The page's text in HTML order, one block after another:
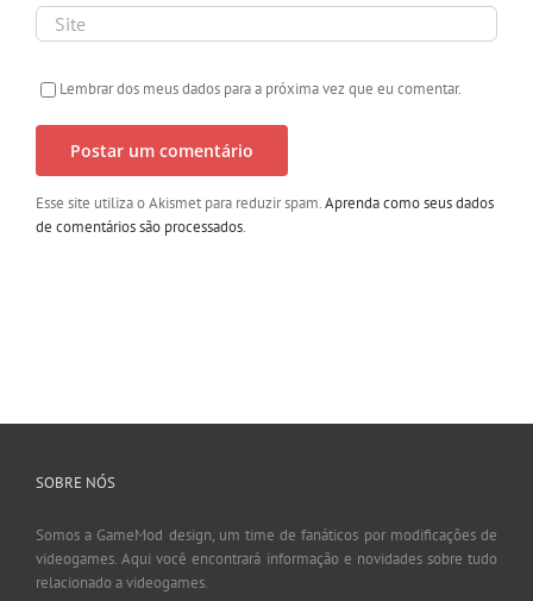
Lembrar dos meus dados para a próxima vez que eu comentar.
Esse site utiliza o Akismet para reduzir spam.Aprenda como seus dados
de comentários são processados.
SOBRE NÓS
Somos a GameMod design, um time de fanáticos por modificações de
videogames. Aqui você encontrará informação e novidades sobre tudo
relacionado a videogames.